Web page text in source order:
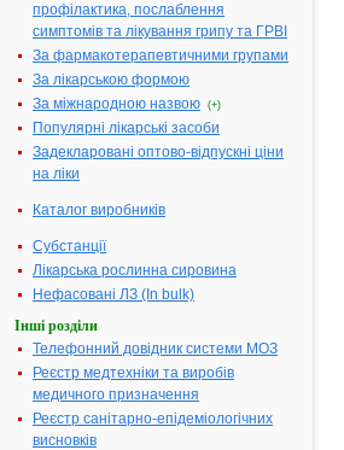
профілактика, послаблення
симптомів та лікування грипу та ГРВІ
За фармакотерапевтичними групами
За лікарською формою
За міжнародною назвою (+)
Популярні лікарські засоби
Задекларовані оптово-відпускні ціни
на ліки
Каталог виробників
Субстанції
Лікарська рослинна сировина
Нефасовані ЛЗ (In bulk)
Інші розділи
Телефонний довідник системи МОЗ
Реєстр медтехніки та виробів
медичного призначення
Реєстр санітарно-епідеміологічних
висновків